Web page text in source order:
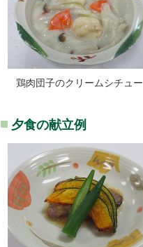
鶏肉団子のクリームシチュー
夕食の献立例